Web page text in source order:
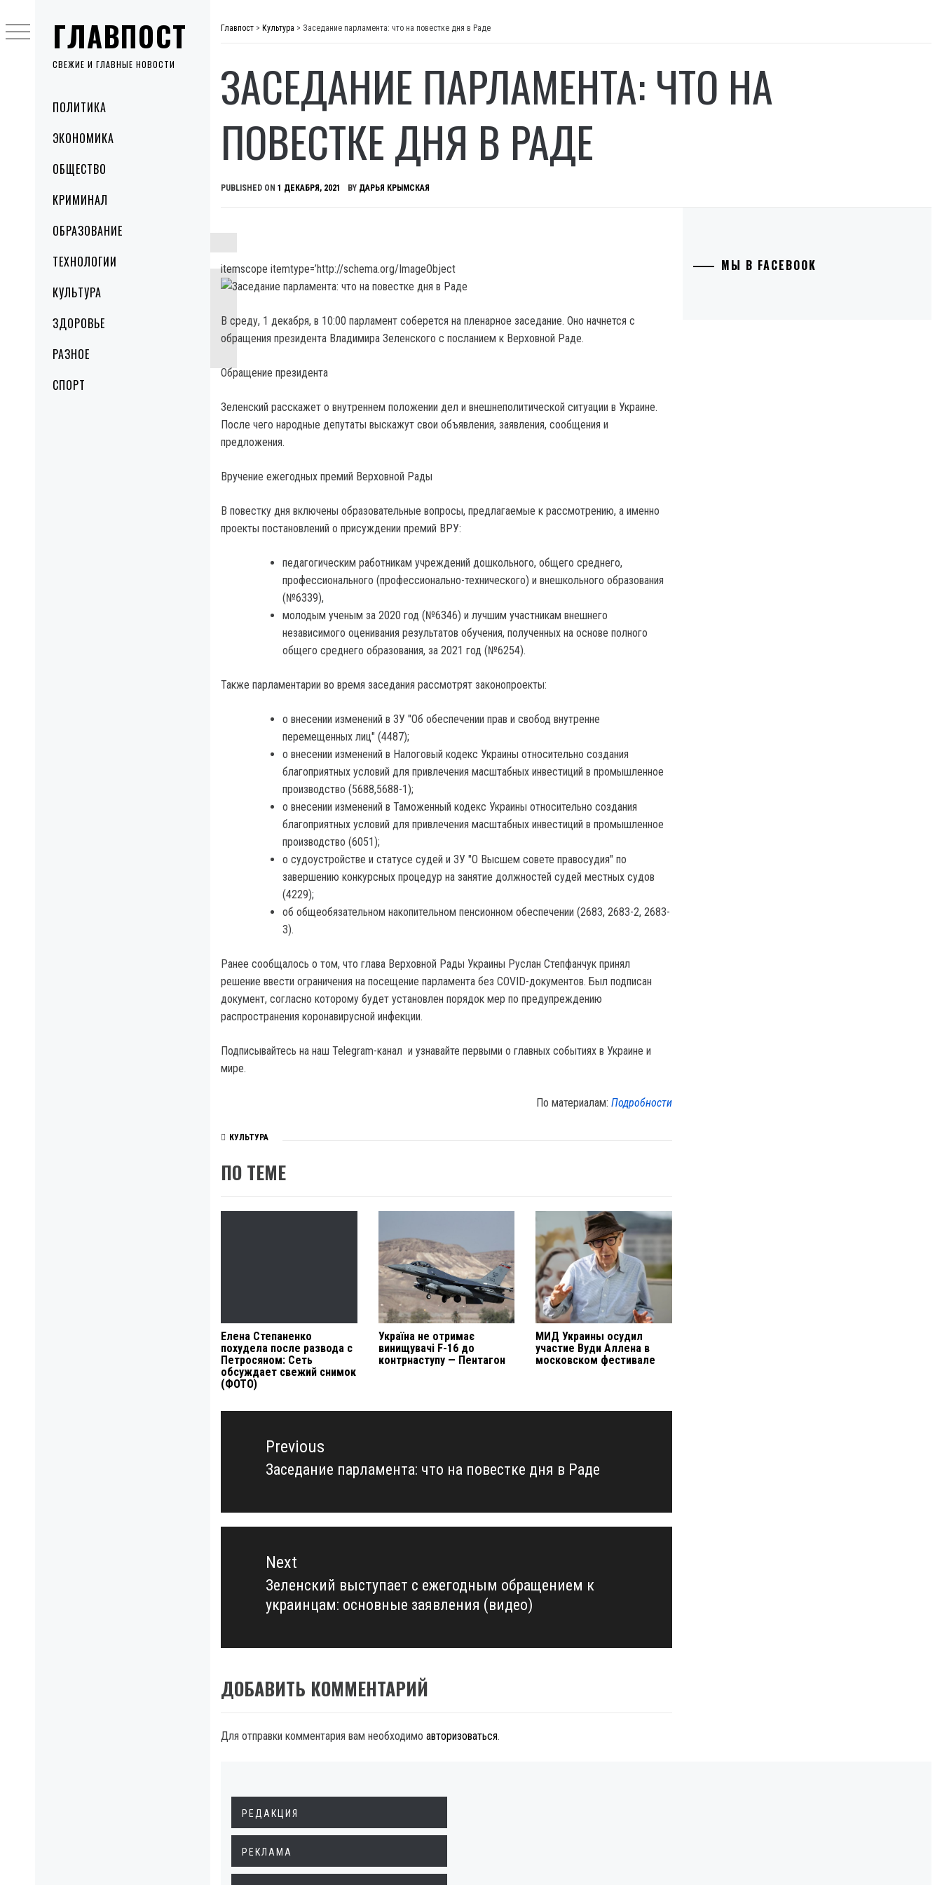
ГЛАВПОСТ
СВЕЖИЕ И ГЛАВНЫЕ НОВОСТИ
MenuПОЛИТИКА
ЭКОНОМИКА
ОБЩЕСТВО
КРИМИНАЛ
ОБРАЗОВАНИЕ
ТЕХНОЛОГИИ
КУЛЬТУРА
ЗДОРОВЬЕ
РАЗНОЕ
СПОРТ
to
content
Главпост > Культура > Заседание парламента: что на повестке дня в Раде
ЗАСЕДАНИЕ ПАРЛАМЕНТА: ЧТО НА
ПОВЕСТКЕ ДНЯ В РАДЕ
PUBLISHED ON 1 ДЕКАБРЯ, 2021 BY ДАРЬЯ КРЫМСКАЯ
itemscope itemtype=’http://schema.org/ImageObject
В среду, 1 декабря, в 10:00 парламент соберется на пленарное заседание. Оно начнется с
обращения президента Владимира Зеленского с посланием к Верховной Раде.
Обращение президента
Зеленский расскажет о внутреннем положении дел и внешнеполитической ситуации в Украине.
После чего народные депутаты выскажут свои объявления, заявления, сообщения и
предложения.
Вручение ежегодных премий Верховной Рады
В повестку дня включены образовательные вопросы, предлагаемые к рассмотрению, а именно
проекты постановлений о присуждении премий ВРУ:
педагогическим работникам учреждений дошкольного, общего среднего,
профессионального (профессионально-технического) и внешкольного образования
(№6339),
молодым ученым за 2020 год (№6346) и лучшим участникам внешнего
независимого оценивания результатов обучения, полученных на основе полного
общего среднего образования, за 2021 год (№6254).
Также парламентарии во время заседания рассмотрят законопроекты:
о внесении изменений в ЗУ "Об обеспечении прав и свобод внутренне
перемещенных лиц" (4487);
о внесении изменений в Налоговый кодекс Украины относительно создания
благоприятных условий для привлечения масштабных инвестиций в промышленное
производство (5688,5688-1);
о внесении изменений в Таможенный кодекс Украины относительно создания
благоприятных условий для привлечения масштабных инвестиций в промышленное
производство (6051);
о судоустройстве и статусе судей и ЗУ "О Высшем совете правосудия" по
завершению конкурсных процедур на занятие должностей судей местных судов
(4229);
об общеобязательном накопительном пенсионном обеспечении (2683, 2683-2, 2683-
3).
Ранее сообщалось о том, что глава Верховной Рады Украины Руслан Степфанчук принял
решение ввести ограничения на посещение парламента без COVID-документов. Был подписан
документ, согласно которому будет установлен порядок мер по предупреждению
распространения коронавирусной инфекции.
Подписывайтесь на наш Telegram-канал и узнавайте первыми о главных событиях в Украине и
мире.
По материалам:Подробности
КУЛЬТУРА
ПО ТЕМЕ
Елена Степаненко
похудела после развода с
Петросяном: Сеть
обсуждает свежий снимок
(ФОТО)
Україна не отримає
винищувачі F-16 до
контрнаступу — Пентагон
МИД Украины осудил
участие Вуди Аллена в
московском фестивале
Навигация
записямPrevious
Previous
Заседание парламента: что на повестке дня в Раде
Next
Next
post:
Зеленский выступает с ежегодным обращением к
украинцам: основные заявления (видео)
ДОБАВИТЬ КОММЕНТАРИЙ
Для отправки комментария вам необходимо авторизоваться.
МЫ В FACEBOOK
РЕДАКЦИЯ
РЕКЛАМА